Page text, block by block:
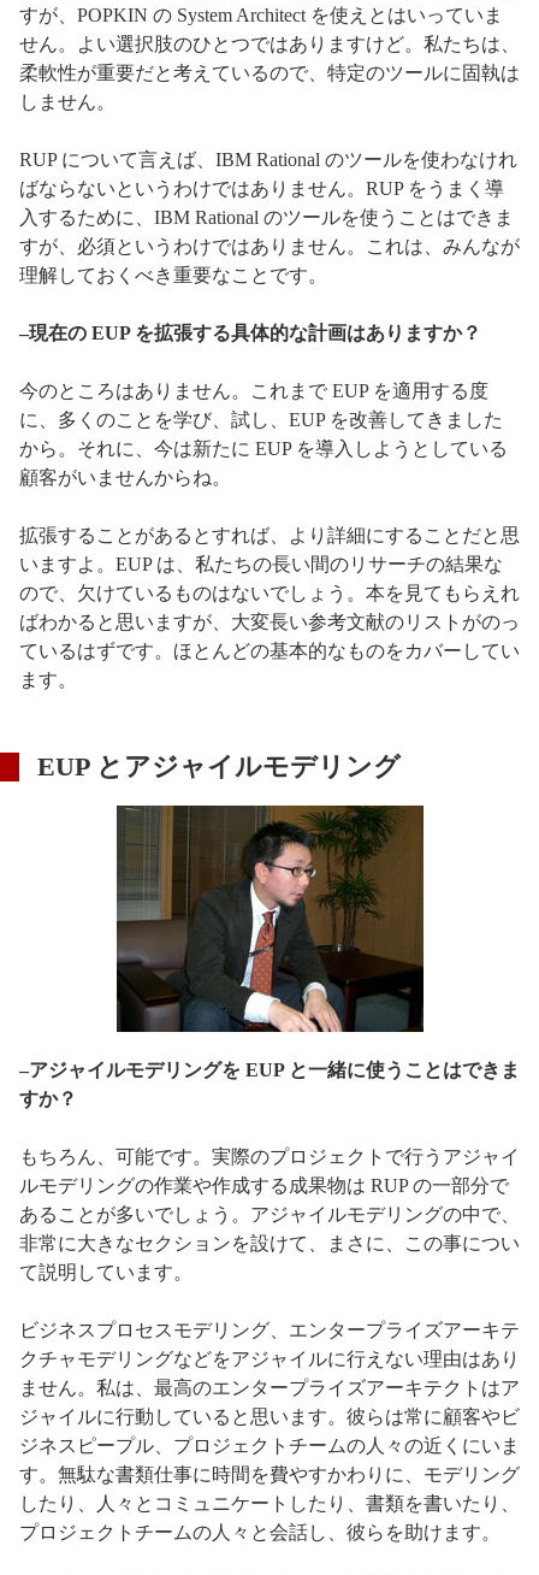
すが、POPKIN の System Architect を使えとはいっていま
せん。よい選択肢のひとつではありますけど。私たちは、
柔軟性が重要だと考えているので、特定のツールに固執は
しません。
RUP について言えば、IBM Rational のツールを使わなけれ
ばならないというわけではありません。RUP をうまく導
入するために、IBM Rational のツールを使うことはできま
すが、必須というわけではありません。これは、みんなが
理解しておくべき重要なことです。
–現在の EUP を拡張する具体的な計画はありますか？
今のところはありません。これまで EUP を適用する度
に、多くのことを学び、試し、EUP を改善してきました
から。それに、今は新たに EUP を導入しようとしている
顧客がいませんからね。
拡張することがあるとすれば、より詳細にすることだと思
いますよ。EUP は、私たちの長い間のリサーチの結果な
ので、欠けているものはないでしょう。本を見てもらえれ
ばわかると思いますが、大変長い参考文献のリストがのっ
ているはずです。ほとんどの基本的なものをカバーしてい
ます。
EUP とアジャイルモデリング
–アジャイルモデリングを EUP と一緒に使うことはできま
すか？
もちろん、可能です。実際のプロジェクトで行うアジャイ
ルモデリングの作業や作成する成果物は RUP の一部分で
あることが多いでしょう。アジャイルモデリングの中で、
非常に大きなセクションを設けて、まさに、この事につい
て説明しています。
ビジネスプロセスモデリング、エンタープライズアーキテ
クチャモデリングなどをアジャイルに行えない理由はあり
ません。私は、最高のエンタープライズアーキテクトはア
ジャイルに行動していると思います。彼らは常に顧客やビ
ジネスピープル、プロジェクトチームの人々の近くにいま
す。無駄な書類仕事に時間を費やすかわりに、モデリング
したり、人々とコミュニケートしたり、書類を書いたり、
プロジェクトチームの人々と会話し、彼らを助けます。